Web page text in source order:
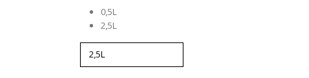
0,5L
2,5L